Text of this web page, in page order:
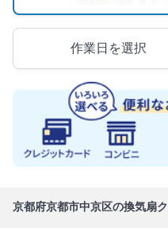
作業日を選択
京都府京都市中京区の換気扇